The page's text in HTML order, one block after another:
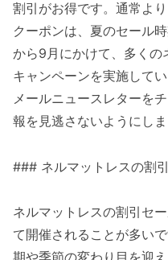
割引がお得です。通常よ
クーポンは、夏のセール
から9月にかけて、多くの
キャンペーンを実施して
メールニュースレターを
報を見逃さないようにしま
### ネルマットレスの割
ネルマットレスの割引セ
て開催されることが多い